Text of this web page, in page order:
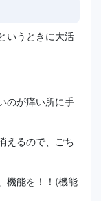
いうときに大活
のが痒い所に手
えるので、ごち
」機能を！！(機能